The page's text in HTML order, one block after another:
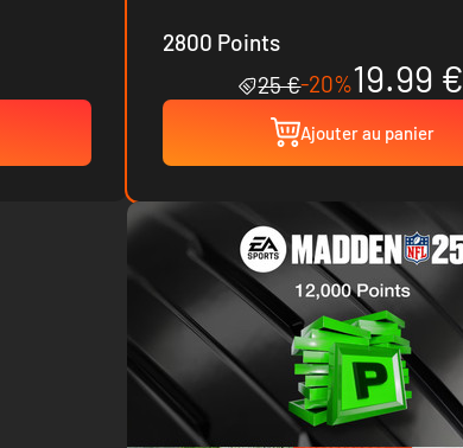
2800 Points
25 €-20%19.99 €
Ajouter au panier